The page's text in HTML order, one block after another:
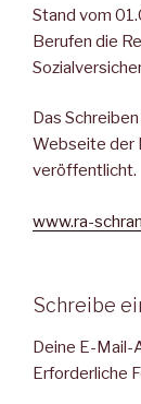
Stand vom
Berufen die
Das
Webseite der
veröffentlicht.
www.ra-
Schreibe
Deine E-Mail-
Erforderliche